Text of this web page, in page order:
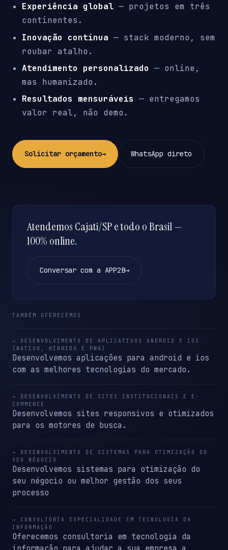
Experiência global — projetos em três
continentes.
Inovação contínua — stack moderno, sem
roubar atalho.
Atendimento personalizado — online,
mas humanizado.
Resultados mensuráveis — entregamos
valor real, não demo.
Solicitar orçamento→ WhatsApp direto
Atendemos Cajati/SP e todo o Brasil —
100% online.
Conversar com a APP2B→
TAMBÉM OFERECEMOS
→ DESENVOLVIMENTO DE APLICATIVOS ANDROID E IOS
(NATIVO, HÍBRIDO E PWA)
Desenvolvemos aplicações para android e ios
com as melhores tecnologias do mercado.
→ DESENVOLVIMENTO DE SITES INSTITUCIONAIS E E-
COMMERCE
Desenvolvemos sites responsivos e otimizados
para os motores de busca.
→ DESENVOLVIMENTO DE SISTEMAS PARA OTIMIZAÇÃO DO
SEU NÉGOCIO
Desenvolvemos sistemas para otimização do
seu négocio ou melhor gestão dos seus
processo
→ CONSULTORIA ESPECIALIDADE EM TECNOLOGIA DA
INFORMAÇÃO
Oferecemos consultoria em tecnologia da